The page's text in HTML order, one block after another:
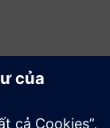
pháp
sản phẩm mới
qua việc